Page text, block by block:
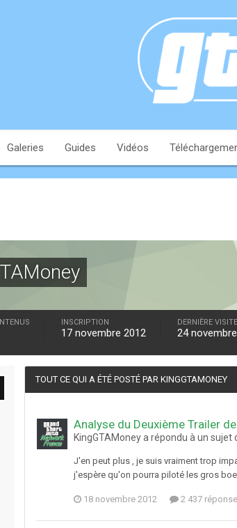
Galeries Guides Vidéos
INSCRIPTION
17 novembre 2012
DERNIÈRE VISITE
24
TOUT CE QUI A ÉTÉ POSTÉ PAR KINGGTAMONEY
Analyse du Deuxième Trailer
KingGTAMoney a répondu à un sujet
J'en peut plus , je suis vraiment trop
j'espère qu'on pourra piloté les gros
18 novembre 2012 2 437